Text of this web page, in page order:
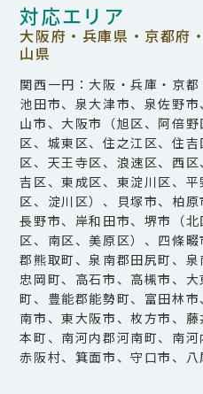
対応エリア
大阪府・兵庫県・京都府
山県
関西一円：大阪・兵庫・京
池田市、泉大津市、泉佐野
山市、大阪市（旭区、阿倍
区、城東区、住之江区、住
区、天王寺区、浪速区、西
吉区、東成区、東淀川区、
区、淀川区）、貝塚市、柏
長野市、岸和田市、堺市（
区、南区、美原区）、四條
郡熊取町、泉南郡田尻町、
忠岡町、高石市、高槻市、
町、豊能郡能勢町、富田林
南市、東大阪市、枚方市、
本町、南河内郡河南町、南
赤阪村、箕面市、守口市、八